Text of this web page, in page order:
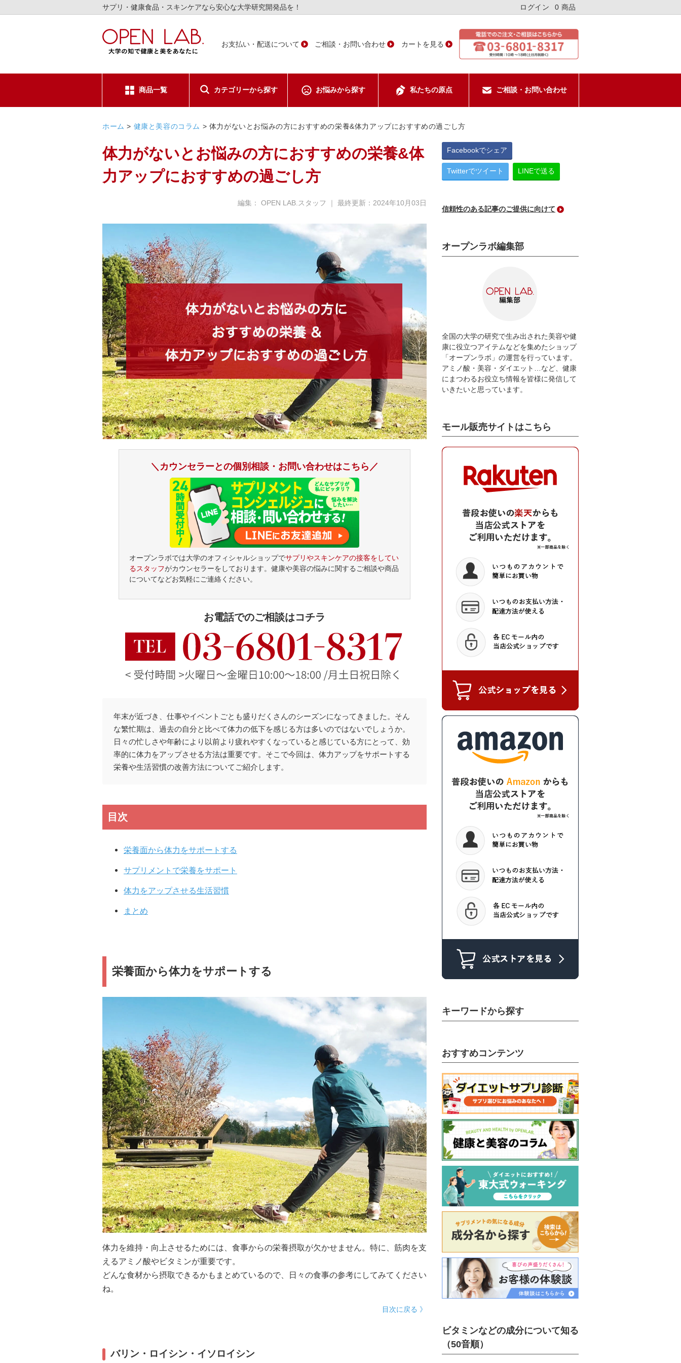
サプリ・健康食品・スキンケアなら安心な大学研究開発品を！ ログイン 0 商品
お支払い・配送について ご相談・お問い合わせ カートを見る
商品一覧 カテゴリーから探す
健康食品
スキンケア
お悩みから探す 私たちの原点 ご相談・お問い合わせ
ホーム > 健康と美容のコラム > 体力がないとお悩みの方におすすめの栄養&体力アップにおすすめの過ごし方
体力がないとお悩みの方におすすめの栄養&体
力アップにおすすめの過ごし方
編集： OPEN LAB.スタッフ ｜ 最終更新： 2024年10月03日
＼カウンセラーとの個別相談・お問い合わせはこちら／
オープンラボでは大学のオフィシャルショップでサプリやスキンケアの接客をしてい
るスタッフがカウンセラーをしております。 健康や美容の悩みに関するご相談や商品
についてなどお気軽にご連絡ください。
お電話でのご相談はコチラ
年末が近づき、仕事やイベントごとも盛りだくさんのシーズンになってきました。そん
な繁忙期は、過去の自分と比べて体力の低下を感じる方は多いのではないでしょうか。
日々の忙しさや年齢により以前より疲れやすくなっていると感じている方にとって、効
率的に体力をアップさせる方法は重要です。そこで今回は、体力アップをサポートする
栄養や生活習慣の改善方法についてご紹介します。
目次
栄養面から体力をサポートする
サプリメントで栄養をサポート
体力をアップさせる生活習慣
まとめ
栄養面から体力をサポートする
体力を維持・向上させるためには、食事からの栄養摂取が欠かせません。特に、筋肉を支
えるアミノ酸やビタミンが重要です。
どんな食材から摂取できるかもまとめているので、日々の食事の参考にしてみてください
ね。
目次に戻る 》
バリン・ロイシン・イソロイシン
Facebookでシェア
Twitterでツイート LINEで送る
信頼性のある記事のご提供に向けて
オープンラボ編集部
全国の大学の研究で生み出された美容や健
康に役立つアイテムなどを集めたショップ
「オープンラボ」の運営を行っています。
アミノ酸・美容・ダイエット…など、健康
にまつわるお役立ち情報を皆様に発信して
いきたいと思っています。
モール販売サイトはこちら
キーワードから探す
おすすめコンテンツ
ビタミンなどの成分について知る
（50音順）